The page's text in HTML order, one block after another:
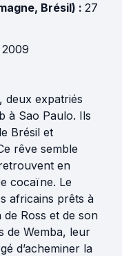
Brésil) : 27
2009
deux expatriés
à Sao Paulo. Ils
Brésil et
rêve semble
en
cocaïne. Le
africains prêts à
Ross et de son
de Wemba, leur
d’acheminer la